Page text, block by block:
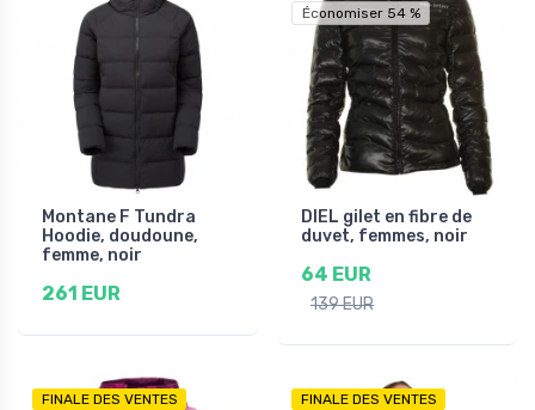
Montane F Tundra
Hoodie, doudoune,
femme, noir
261 EUR
Économiser 54 %
DIEL gilet en fibre de
duvet, femmes, noir
64 EUR
139 EUR
FINALE DES VENTES
FINALE DES VENTES